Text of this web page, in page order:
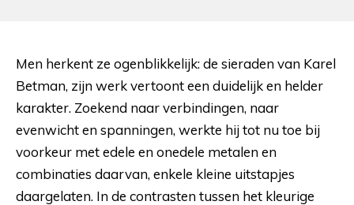
Men herkent ze ogenblikkelijk: de sieraden van Karel
Betman, zijn werk vertoont een duidelijk en helder
karakter. Zoekend naar verbindingen, naar
evenwicht en spanningen, werkte hij tot nu toe bij
voorkeur met edele en onedele metalen en
combinaties daarvan, enkele kleine uitstapjes
daargelaten. In de contrasten tussen het kleurige